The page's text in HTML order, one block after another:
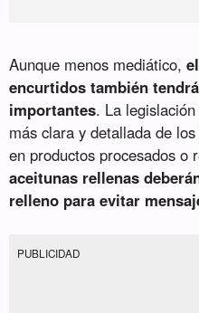
Aunque menos mediático,
encurtidos también
importantes. La
más clara y detallada de
en productos procesados o
aceitunas rellenas
relleno para evitar
PUBLICIDAD